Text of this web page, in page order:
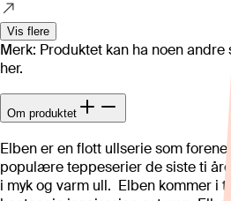
Vis flere
Merk: Produktet kan ha noen
her.
Om produktet
Elben er en flott ullserie som
populære teppeserier de siste ti
i myk og varm ull. Elben kommer i